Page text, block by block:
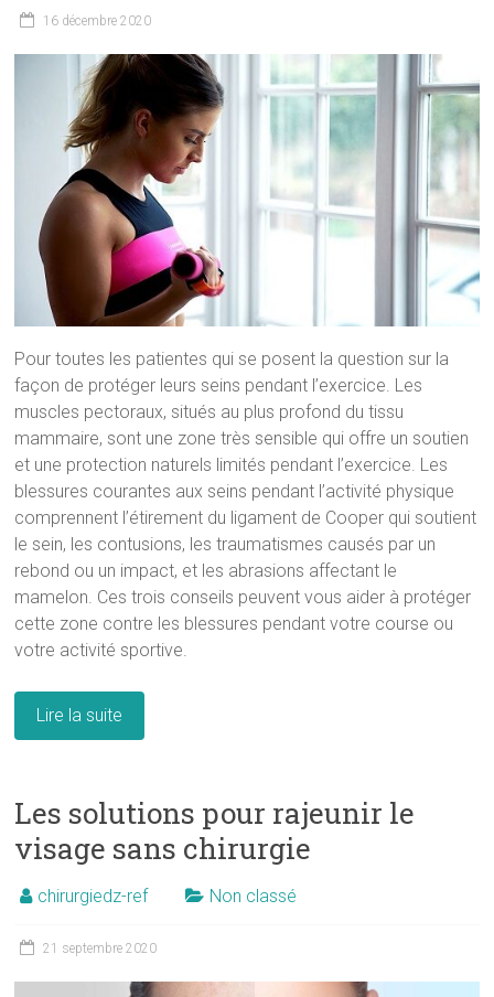
16 décembre 2020
Pour toutes les patientes qui se posent la question sur la
façon de protéger leurs seins pendant l’exercice. Les
muscles pectoraux, situés au plus profond du tissu
mammaire, sont une zone très sensible qui offre un soutien
et une protection naturels limités pendant l’exercice. Les
blessures courantes aux seins pendant l’activité physique
comprennent l’étirement du ligament de Cooper qui soutient
le sein, les contusions, les traumatismes causés par un
rebond ou un impact, et les abrasions affectant le
mamelon. Ces trois conseils peuvent vous aider à protéger
cette zone contre les blessures pendant votre course ou
votre activité sportive.
Lire la suite
Les solutions pour rajeunir le
visage sans chirurgie
chirurgiedz-ref Non classé
21 septembre 2020